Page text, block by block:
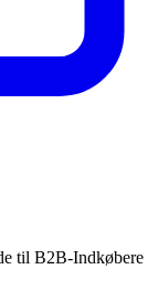
til B2B-Indkøbere